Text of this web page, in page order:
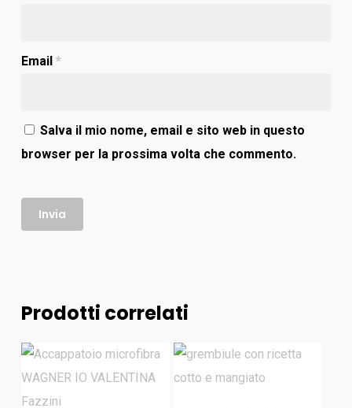
Email *
Salva il mio nome, email e sito web in questo
browser per la prossima volta che commento.
Prodotti correlati